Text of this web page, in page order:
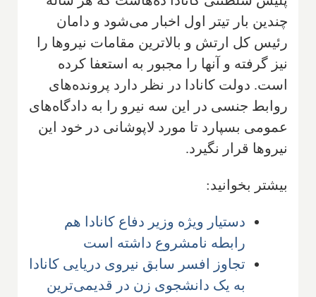
چندین بار تیتر اول اخبار می‌شود و دامان
رئیس کل ارتش و بالاترین مقامات نیروها را
نیز گرفته و آنها را مجبور به استعفا کرده
است. دولت کانادا در نظر دارد پرونده‌های
روابط جنسی در این سه نیرو را به دادگاه‌های
عمومی بسپارد تا مورد لاپوشانی در خود این
نیروها قرار نگیرد.
بیشتر بخوانید:
دستیار ویژه وزیر دفاع کانادا هم
رابطه نامشروع داشته است
تجاوز افسر سابق نیروی دریایی کانادا
به یک دانشجوی زن در قدیمی‌ترین